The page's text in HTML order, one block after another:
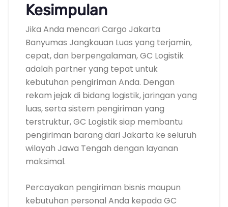
Kesimpulan
Jika Anda mencari Cargo Jakarta
Banyumas Jangkauan Luas yang terjamin,
cepat, dan berpengalaman, GC Logistik
adalah partner yang tepat untuk
kebutuhan pengiriman Anda. Dengan
rekam jejak di bidang logistik, jaringan yang
luas, serta sistem pengiriman yang
terstruktur, GC Logistik siap membantu
pengiriman barang dari Jakarta ke seluruh
wilayah Jawa Tengah dengan layanan
maksimal.
Percayakan pengiriman bisnis maupun
kebutuhan personal Anda kepada GC